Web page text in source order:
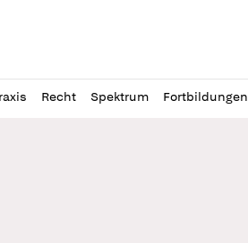
Recht Spektrum Fortbildungen